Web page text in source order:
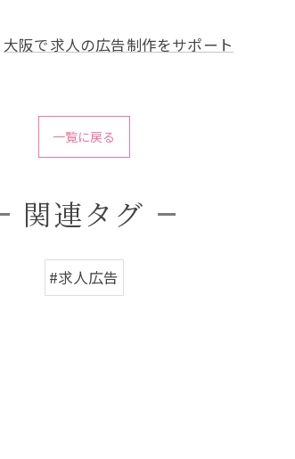
大阪で求人の広告制作をサポート
一覧に戻る
関連タグ
#求人広告